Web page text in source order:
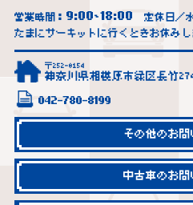
営業時間： 9:00~18:00
定休日／
たまにサーキットに行くときお休みし
〒252-0154
神奈川県相模原市緑区長竹
042-780-8199
その他のお
中古車のお問